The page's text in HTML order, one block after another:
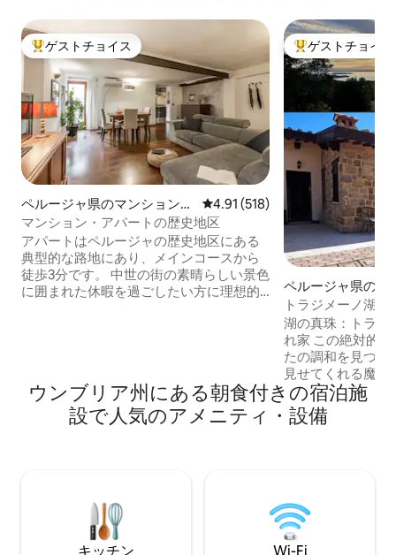
大好評のゲストチョイスです。
ゲストチョイス
ペルージャ県のマンション・
アパート
レビュー518件、5つ星中4.91つ
4.91 (518)
マンション・アパートの歴史地区
アパートはペルージャの歴史地区にある
典型的な路地にあり、メインコースから
徒歩3分です。 中世の街の素晴らしい景色
に囲まれた休暇を過ごしたい方に理想的
キッチンを備えた大きなリビングルーム
と2つのダブルベッドルームで構成されて
おり、そのうちの1つはツインベッドを備
クセスできます。 近くにはレストラン、
バー、ワインバー、駐車料金があり、無
大好評のゲスト
ゲストチョイス
ペルージャ県の一
トラジメーノ湖
のホリデーホーム
湖の真珠：トラジ
れ家 ​この絶対的な平和のオアシスであな
たの調和を見つけ
見せてくれる魔
お楽しみくださ
Perla del Lagoは
ような水面を見
局、ATM、子供
km先には夏のリ
ールがあります。
ウンブリア州にある朝食付きの宿泊施
設で人気のアメニティ・設備